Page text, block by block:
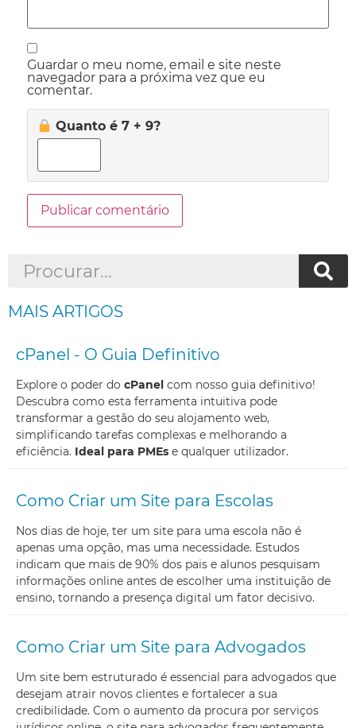
Guardar o meu nome, email e site neste
navegador para a próxima vez que eu
comentar.
Quanto é 7 + 9?
MAIS ARTIGOS
cPanel - O Guia Definitivo
Explore o poder do cPanel com nosso guia definitivo!
Descubra como esta ferramenta intuitiva pode
transformar a gestão do seu alojamento web,
simplificando tarefas complexas e melhorando a
eficiência. Ideal para PMEs e qualquer utilizador.
Como Criar um Site para Escolas
Nos dias de hoje, ter um site para uma escola não é
apenas uma opção, mas uma necessidade. Estudos
indicam que mais de 90% dos pais e alunos pesquisam
informações online antes de escolher uma instituição de
ensino, tornando a presença digital um fator decisivo.
Como Criar um Site para Advogados
Um site bem estruturado é essencial para advogados que
desejam atrair novos clientes e fortalecer a sua
credibilidade. Com o aumento da procura por serviços